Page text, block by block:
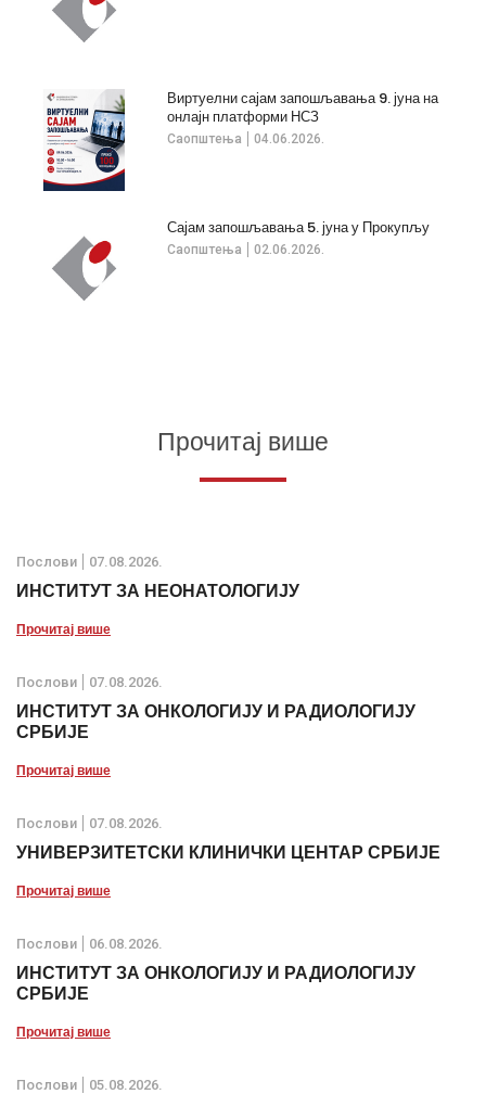
Саопштења 04.06.2026.
Виртуелни сајам запошљавања 9. јуна на
онлајн платформи НСЗ
Саопштења 02.06.2026.
Сајам запошљавања 5. јуна у Прокупљу
Прочитај више
Послови 07.08.2026.
ИНСТИТУТ ЗА НЕОНАТОЛОГИЈУ
Прочитај више
Послови 07.08.2026.
ИНСТИТУТ ЗА ОНКОЛОГИЈУ И РАДИОЛОГИЈУ
СРБИЈЕ
Прочитај више
Послови 07.08.2026.
УНИВЕРЗИТЕТСКИ КЛИНИЧКИ ЦЕНТАР СРБИЈЕ
Прочитај више
Послови 06.08.2026.
ИНСТИТУТ ЗА ОНКОЛОГИЈУ И РАДИОЛОГИЈУ
СРБИЈЕ
Прочитај више
Послови 05.08.2026.